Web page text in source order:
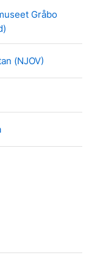
Gråbo
(NJOV)